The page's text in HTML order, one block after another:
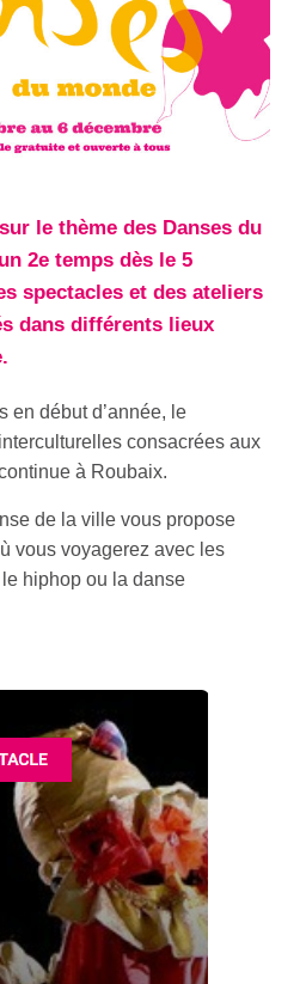
le thème des Danses du
2e temps dès le 5
spectacles et des ateliers
dans différents lieux
en début d’année, le
consacrées aux
à Roubaix.
de la ville vous propose
vous voyagerez avec les
hiphop ou la danse